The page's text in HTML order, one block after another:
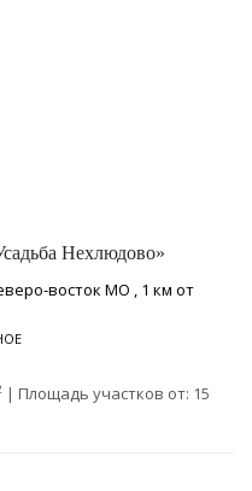
Нехлюдово»
восток МО , 1 км от
| Площадь участков от: 15